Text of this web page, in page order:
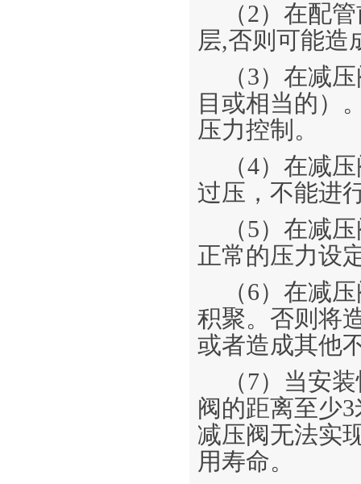
（2）在配
层,否则可能造
（3）在减
目或相当的）
压力控制。
（4）在减
过压，不能进
（5）在减
正常的压力设
（6）在减
积聚。否则将
或者造成其他
（7）当安
阀的距离至少
减压阀无法实
用寿命。